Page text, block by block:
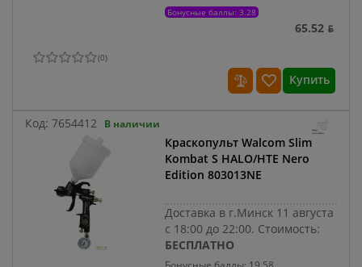
Бонусные баллы: 3.28
65.52 ƃ
(0)
Купить
Код: 7654412 В наличии
Краскопульт Walcom Slim
Kombat S HALO/HTE Nero
Edition 803013NE
Доставка в г.Минск 11 августа
с 18:00 до 22:00. Стоимость:
БЕСПЛАТНО